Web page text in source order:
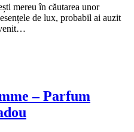
mereu în căutarea unor
de lux, probabil ai auzit
– Parfum